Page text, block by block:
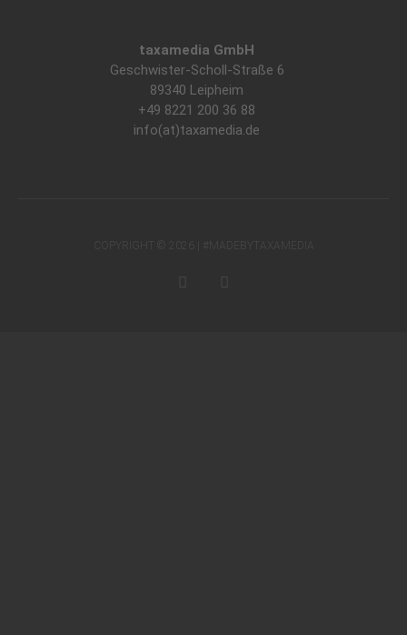
taxamedia GmbH
Geschwister-Scholl-Straße 6
89340 Leipheim
+49 8221 200 36 88
info(at)taxamedia.de